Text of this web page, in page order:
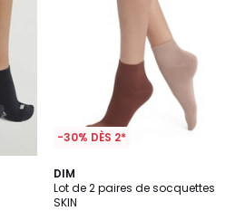
-30% DÈS 2*
DIM
Lot de 2 paires de socquettes
SKIN